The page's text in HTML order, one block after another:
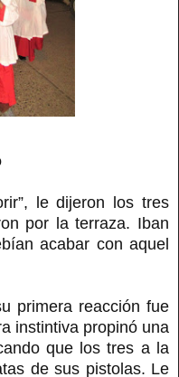
le dijeron los tres
por la terraza. Iban
acabar con aquel
primera reacción fue
instintiva propinó una
que los tres a la
de sus pistolas. Le